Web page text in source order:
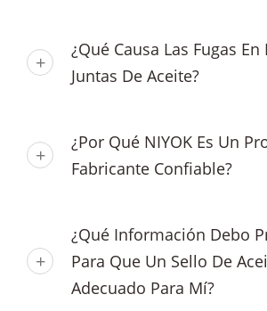
¿Qué Causa Las Fugas En
Juntas De Aceite?
¿Por Qué NIYOK Es Un
Fabricante Confiable?
¿Qué Información Debo
Para Que Un Sello De
Adecuado Para Mí?